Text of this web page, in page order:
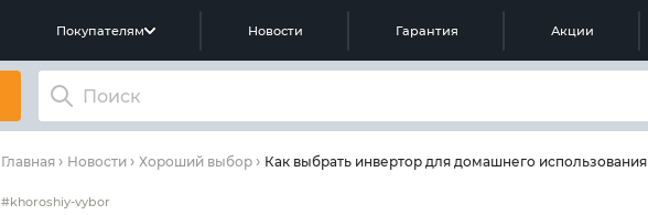
Покупателям Новости Гарантия Акции
Главная Новости Хороший выбор Как выбрать инвертор для домашнего использования
#khoroshiy-vybor